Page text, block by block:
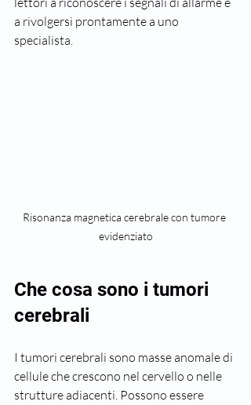
a rivolgersi prontamente a uno
specialista.
Risonanza magnetica cerebrale con tumore
evidenziato
Che cosa sono i tumori
cerebrali
I tumori cerebrali sono masse anomale di
cellule che crescono nel cervello o nelle
strutture adiacenti. Possono essere